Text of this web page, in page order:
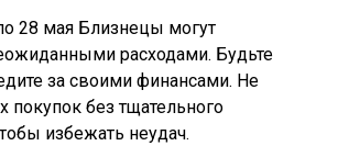
28 мая Близнецы могут
расходами. Будьте
за своими финансами. Не
покупок без тщательного
избежать неудач.